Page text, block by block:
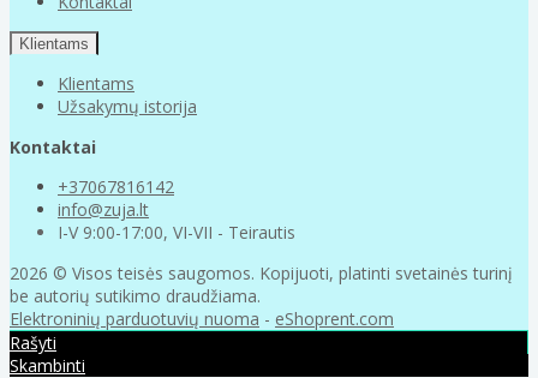
Klientams
Klientams
Užsakymų istorija
Kontaktai
+37067816142
info@zuja.lt
I-V 9:00-17:00, VI-VII - Teirautis
2026 © Visos teisės saugomos. Kopijuoti, platinti svetainės turinį
be autorių sutikimo draudžiama.
Elektroninių parduotuvių nuoma - eShoprent.com
Rašyti
Skambinti